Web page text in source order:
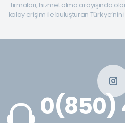
firmaları, hizmet alma arayışında
kolay erişim ile buluşturan
0(850)